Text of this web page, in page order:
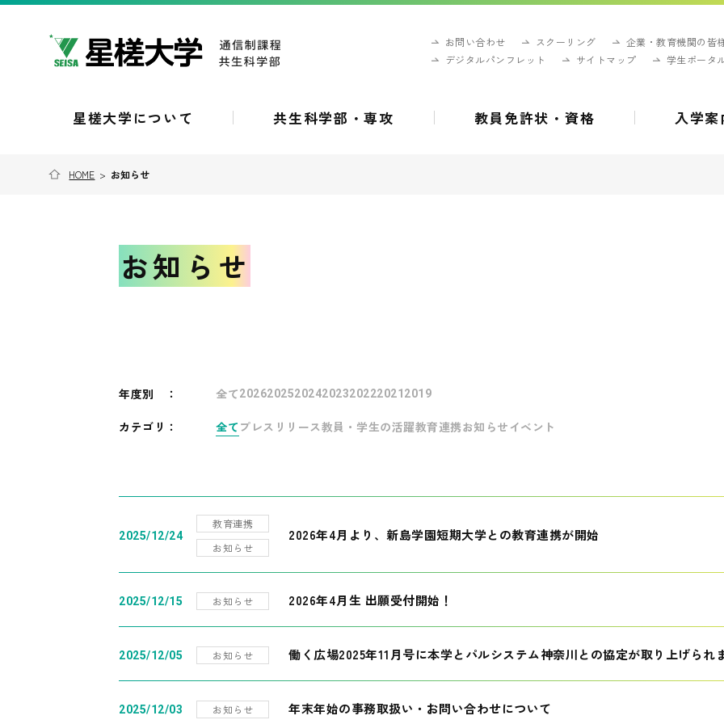
お問い合わせ スクーリング
企業・教育機関の皆
デジタルパンフレット
サイトマップ 学生ポータ
星槎大学について 共生科学部・専攻 教員免許状・資格 入学案
HOME > お知らせ
お知らせ
年度別 ： 全て202620252024202320222021 2019
カテゴリ： 全て プレスリリース教員・学生の活躍教育連携お知らせ イベント
2025/12/24
教育連携
お知らせ
2026年4月より、新島学園短期大学との教育連携が開始
2025/12/15 お知らせ 2026年4月生 出願受付開始！
2025/12/05 お知らせ 働く広場2025年11月号に本学とパルシステム神奈川との協定が取り上げられ
2025/12/03 お知らせ 年末年始の事務取扱い・お問い合わせについて